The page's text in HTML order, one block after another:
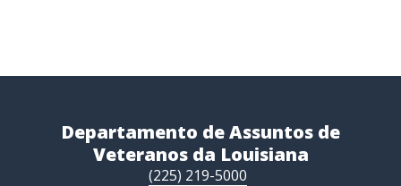
Departamento de Assuntos de
Veteranos da Louisiana
(225) 219-5000